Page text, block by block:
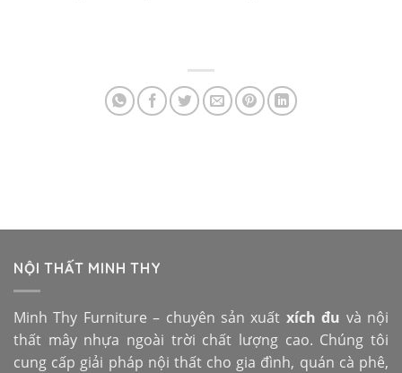
NỘI THẤT MINH THY
Minh Thy Furniture – chuyên sản xuất xích đu và nội
thất mây nhựa ngoài trời chất lượng cao. Chúng tôi
cung cấp giải pháp nội thất cho gia đình, quán cà phê,